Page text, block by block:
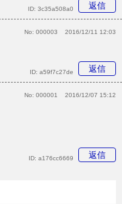
返信
ID: 3c35a508a0
No: 000003 2016/12/11 12:03
返信
ID: a59f7c27de
No: 000001 2016/12/07 15:12
返信
ID: a176cc6669